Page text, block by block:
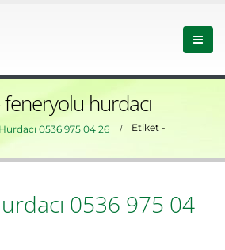
hurdacı
0536 975 04 26
Etiket -
0536 975 04